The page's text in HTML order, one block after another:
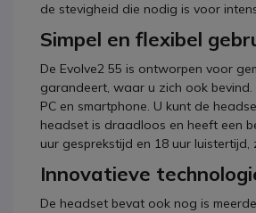
de stevigheid die nodig is voor
Simpel en flexibel
De Evolve2 55 is ontworpen voor
garandeert, waar u zich ook bevind.
PC en smartphone. U kunt de
headset is draadloos en heeft een
uur gesprekstijd en 18 uur
Innovatieve
De headset bevat ook nog is